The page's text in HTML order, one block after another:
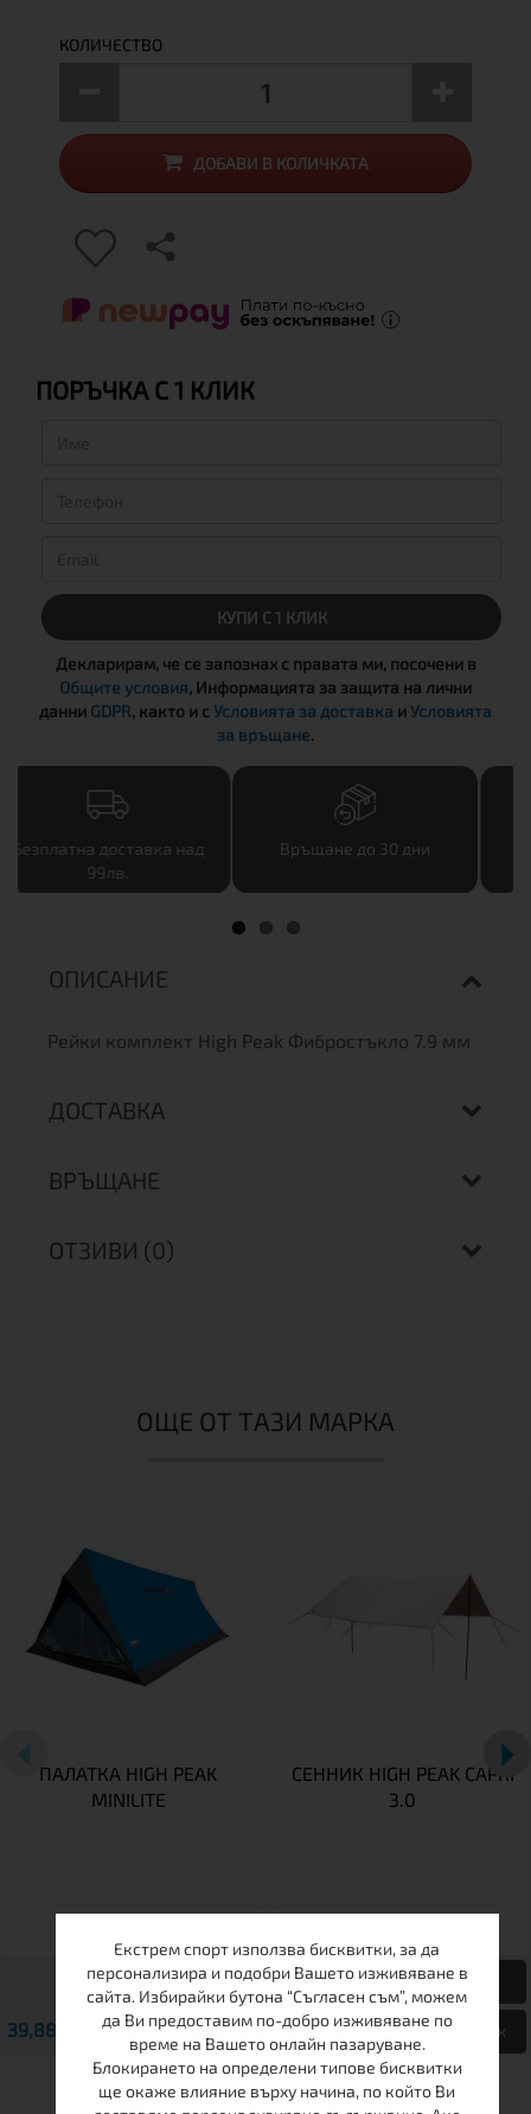
КОЛИЧЕСТВО
ДОБАВИ В КОЛИЧКАТА
ПОРЪЧКА С 1 КЛИК
КУПИ С 1 КЛИК
Декларирам, че се запознах с правата ми, посочени в
Общите условия, Информацията за защита на лични
данни GDPR, както и сУсловията за доставка иУсловията
за връщане.
Връщане до 30 дни Лоялна програма
ОПИСАНИЕ
Рейки комплект High Peak Фибростъкло 7.9 мм
ДОСТАВКА
ВРЪЩАНЕ
ОТЗИВИ (0)
ОЩЕ ОТ ТАЗИ МАРКА
ПАЛАТКА HIGH PEAK
MINILITE
39,88 € / 78.00 лв. Виж
СЕННИК HIGH PEAK CAPRI
3.0
59,82 € / 117.00 лв. Виж
Екстрем спорт използва бисквитки, за да
персонализира и подобри Вашето изживяване в
сайта. Избирайки бутона “Съгласен съм”, можем
да Ви предоставим по-добро изживяване по
време на Вашето онлайн пазаруване.
Блокирането на определени типове бисквитки
ще окаже влияние върху начина, по който Ви